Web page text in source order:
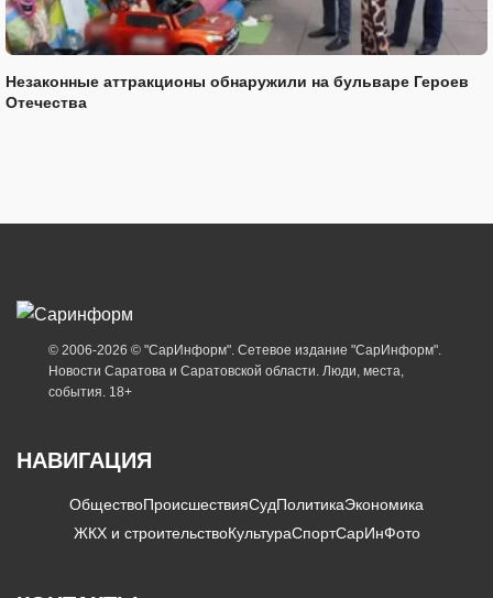
Незаконные аттракционы обнаружили на бульваре Героев
Отечества
© 2006-2026 © "СарИнформ". Сетевое издание "СарИнформ".
Новости Саратова и Саратовской области. Люди, места,
события. 18+
НАВИГАЦИЯ
ОбществоПроисшествияСудПолитикаЭкономика
ЖКХ и строительствоКультураСпортСарИнФото